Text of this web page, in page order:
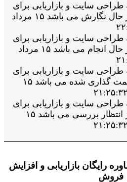
طراحی سایت و بازاریابی برای
شرکت یکتا پرداز در حال نگارش می باشد ۱۵ مرداد
طراحی سایت و بازاریابی برای
شرکت یکتا پرداز در حال انجام می باشد ۱۵ مرداد
طراحی سایت و بازاریابی برای
شرکت یکتا پرداز قیمت گذاری شده می باشد ۱۵
طراحی سایت و بازاریابی برای
شرکت یکتا پرداز در انتظار بررسی می باشد ۱۵
رایگان بازاریابی و افزایش
فروش